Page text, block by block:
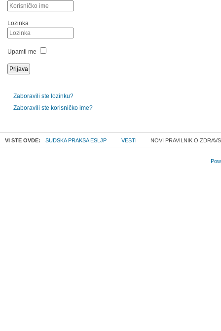
Lozinka
Upamti me
Zaboravili ste lozinku?
Zaboravili ste korisničko ime?
VI STE OVDE: SUDSKA PRAKSA ESLJP VESTI NOVI PRAVILNIK O